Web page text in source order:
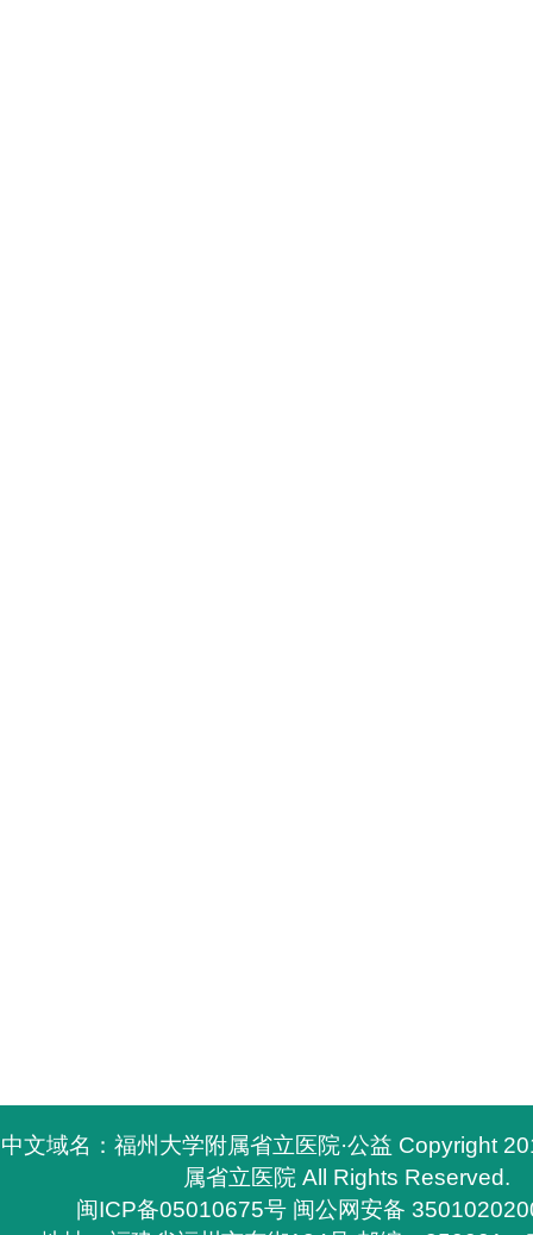
中文域名：福州大学附属省立医院·公益 Copyright
属省立医院 All Rights Reserved.
闽ICP备05010675号 闽公网安备